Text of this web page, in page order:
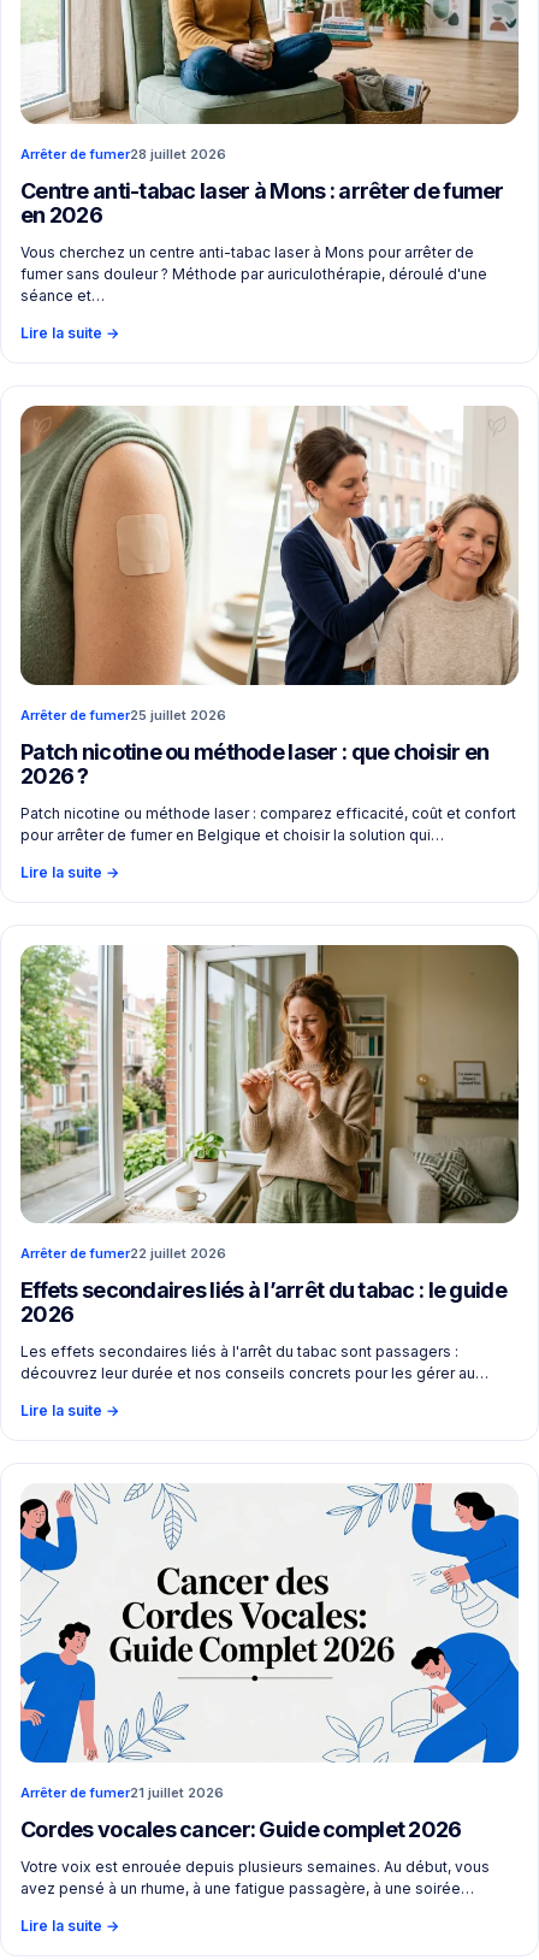
Arrêter de fumer28 juillet 2026
Centre anti-tabac laser à Mons : arrêter de fumer
en 2026
Vous cherchez un centre anti-tabac laser à Mons pour arrêter de
fumer sans douleur ? Méthode par auriculothérapie, déroulé d'une
séance et…
Lire la suite →
Arrêter de fumer25 juillet 2026
Patch nicotine ou méthode laser : que choisir en
2026 ?
Patch nicotine ou méthode laser : comparez efficacité, coût et confort
pour arrêter de fumer en Belgique et choisir la solution qui…
Lire la suite →
Arrêter de fumer22 juillet 2026
Effets secondaires liés à l’arrêt du tabac : le guide
2026
Les effets secondaires liés à l'arrêt du tabac sont passagers :
découvrez leur durée et nos conseils concrets pour les gérer au…
Lire la suite →
Arrêter de fumer21 juillet 2026
Cordes vocales cancer: Guide complet 2026
Votre voix est enrouée depuis plusieurs semaines. Au début, vous
avez pensé à un rhume, à une fatigue passagère, à une soirée…
Lire la suite →